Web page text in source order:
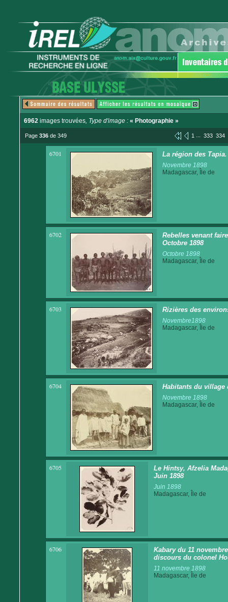
6962 images trouvées, Type d'image : « Photographie »
Page 336 de 349 1 ... 333 334
6701 La région des
Novembre 1898
Madagascar, Île de
6702
Rebelles venant
Octobre 1898
Octobre 1898
Madagascar, Île de
6703 Rizières des
Novembre1898
Madagascar, Île de
6704 Habitants du village
Novembre 1898
Madagascar, Île de
6705
Le Hintsy, Afzelia
Juin 1898
Juin 1898
Madagascar, Île de
6706
Kabary du 11
discours du colonel
11 novembre 1898
Madagascar, Île de